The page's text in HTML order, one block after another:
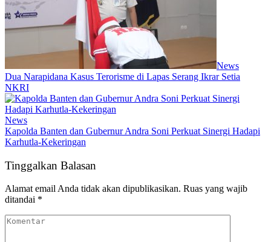
News
Dua Narapidana Kasus Terorisme di Lapas Serang Ikrar Setia
NKRI
News
Kapolda Banten dan Gubernur Andra Soni Perkuat Sinergi Hadapi
Karhutla-Kekeringan
Tinggalkan Balasan
Alamat email Anda tidak akan dipublikasikan. Ruas yang wajib
ditandai *